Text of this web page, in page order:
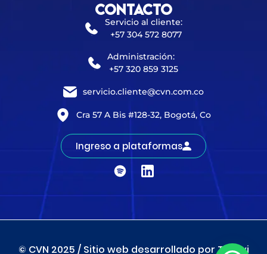
Contacto
Servicio al cliente:
+57 304 572 8077
Administración:
+57 320 859 3125
servicio.cliente@cvn.com.co
Cra 57 A Bis #128-32, Bogotá, Co
Ingreso a plataformas
© CVN 2025 / Sitio web desarrollado por Tienwi